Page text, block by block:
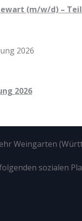
(m/w/d) –
2026
Weingarten
sozialen